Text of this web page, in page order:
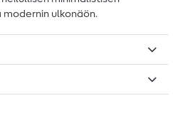
ulkonäön.